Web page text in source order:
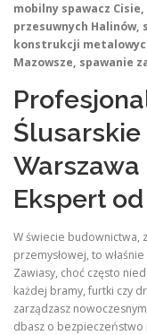
mobilny spawacz
przesuwnych Halinów,
konstrukcji
Mazowsze, spawanie
Ślusarskie
Warszawa
Ekspert
W świecie budownictwa,
przemysłowej, to
Zawiasy, choć często
każdej bramy, furtki czy
zarządzasz
dbasz o bezpieczeństwo